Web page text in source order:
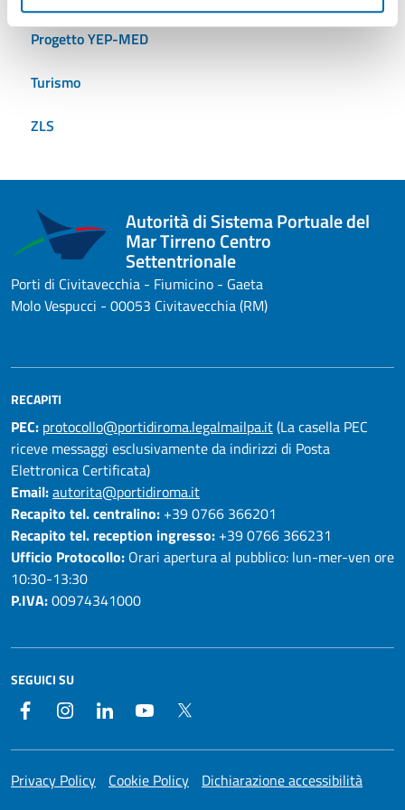
Progetto YEP-MED
Turismo
ZLS
Autorità di Sistema Portuale del
Mar Tirreno Centro
Settentrionale
Porti di Civitavecchia - Fiumicino - Gaeta
Molo Vespucci - 00053 Civitavecchia (RM)
RECAPITI
PEC: protocollo@portidiroma.legalmailpa.it(La casella PEC
riceve messaggi esclusivamente da indirizzi di Posta
Elettronica Certificata)
Email:autorita@portidiroma.it
Recapito tel. centralino: +39 0766 366201
Recapito tel. reception ingresso: +39 0766 366231
Ufficio Protocollo: Orari apertura al pubblico: lun-mer-ven ore
10:30-13:30
P.IVA:00974341000
SEGUICI SU
Facebook InstagramLinkedIn YouTube
Privacy Policy Cookie Policy Dichiarazione accessibilità